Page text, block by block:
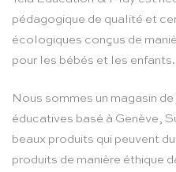
pédagogique de qualité et
écologiques conçus de
pour les bébés et les enfants.
Nous sommes un magasin
éducatives basé à Genève,
beaux produits qui peuvent
produits de manière éthique